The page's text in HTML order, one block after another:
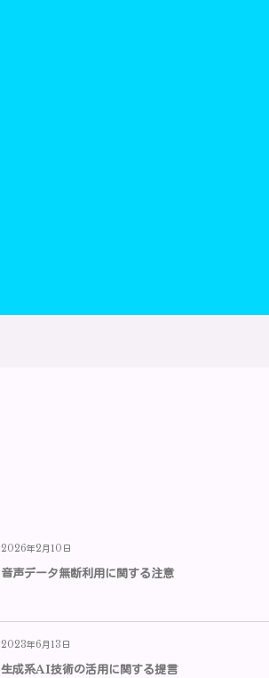
2026年2月10日
音声データ無断利用に関する注意
2023年6月13日
生成系AI技術の活用に関する提言